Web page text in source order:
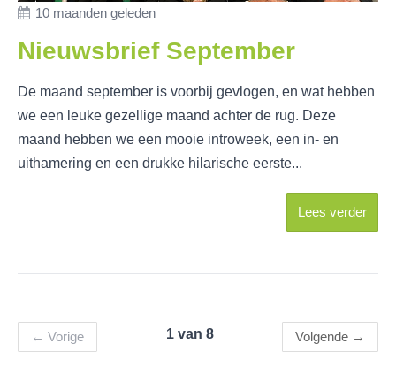
10 maanden geleden
Nieuwsbrief September
De maand september is voorbij gevlogen, en wat hebben
we een leuke gezellige maand achter de rug. Deze
maand hebben we een mooie introweek, een in- en
uithamering en een drukke hilarische eerste...
Lees verder
← Vorige 1 van 8 Volgende →